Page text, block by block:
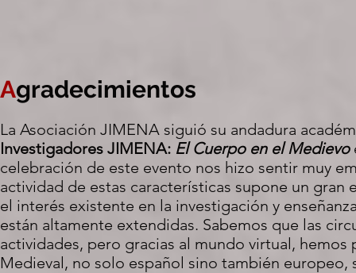
Agradecimientos
La Asociación JIMENA siguió su andadura
Investigadores JIMENA: El Cuerpo en el Medievo
celebración de este evento nos hizo sentir muy
actividad de estas características supone un
el interés existente en la investigación y
están altamente extendidas. Sabemos que las
actividades, pero gracias al mundo virtual,
Medieval, no solo español sino también europeo,